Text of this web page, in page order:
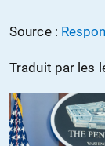
DON
Source :
Traduit par les